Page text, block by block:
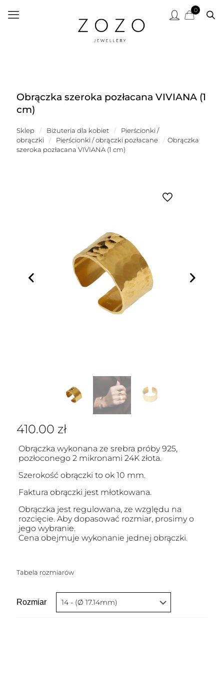
0
Obrączka szeroka pozłacana VIVIANA (1
cm)
Sklep / Biżuteria dla kobiet /
Pierścionki /
obrączki
/ Pierścionki / obrączki pozłacane / Obrączka
szeroka pozłacana VIVIANA (1 cm)
410.00 zł
Obrączka wykonana ze srebra próby 925,
pozłoconego 2 mikronami 24K złota.
Szerokość obrączki to ok 10 mm.
Faktura obrączki jest młotkowana.
Obrączka jest regulowana, ze względu na
rozcięcie. Aby dopasować rozmiar, prosimy o
jego wybranie.
Cena obejmuje wykonanie jednej obrączki.
Tabela rozmiarów
Rozmiar